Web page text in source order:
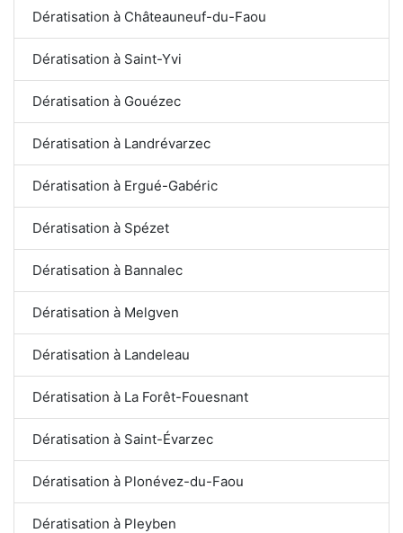
Dératisation à Châteauneuf-du-Faou
Dératisation à Saint-Yvi
Dératisation à Gouézec
Dératisation à Landrévarzec
Dératisation à Ergué-Gabéric
Dératisation à Spézet
Dératisation à Bannalec
Dératisation à Melgven
Dératisation à Landeleau
Dératisation à La Forêt-Fouesnant
Dératisation à Saint-Évarzec
Dératisation à Plonévez-du-Faou
Dératisation à Pleyben